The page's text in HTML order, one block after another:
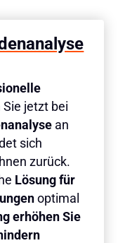
Sie jetzt bei
an
sich
zurück.
Lösung für
optimal
erhöhen Sie